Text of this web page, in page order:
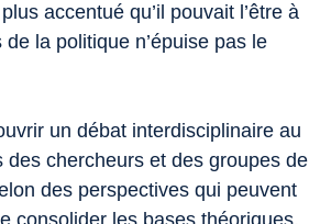
accentué qu’il pouvait l’être à
la politique n’épuise pas le
un débat interdisciplinaire au
chercheurs et des groupes de
des perspectives qui peuvent
consolider les bases théoriques,